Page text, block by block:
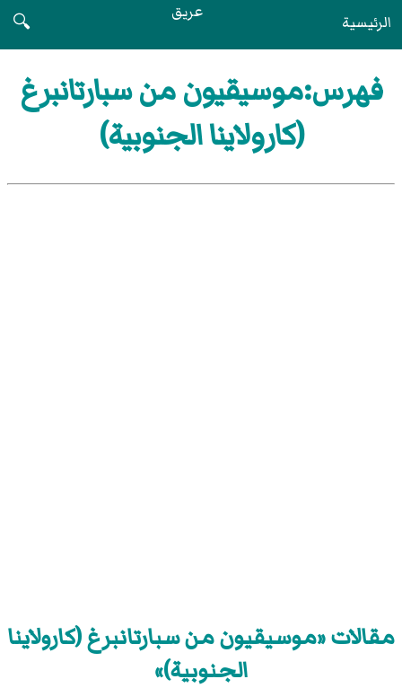
الرئيسية عريق
🔍
فهرس:موسيقيون من سبارتانبرغ
(كارولاينا الجنوبية)
مقالات «موسيقيون من سبارتانبرغ (كارولاينا
الجنوبية)»